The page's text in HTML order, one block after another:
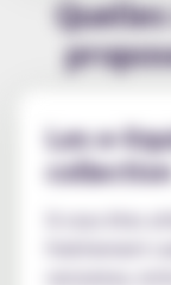
Les e-
collection
Si vous êtes
savoureux,